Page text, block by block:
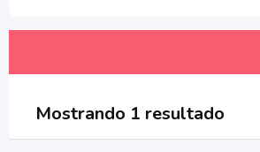
Mostrando 1 resultado